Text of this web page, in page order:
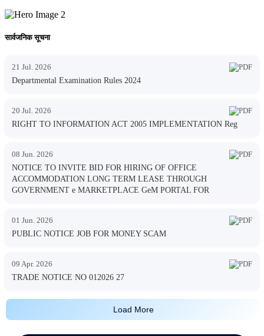
सार्वजनिक सूचना
21 Jul. 2026
Departmental Examination Rules 2024
20 Jul. 2026
RIGHT TO INFORMATION ACT 2005 IMPLEMENTATION Reg
08 Jun. 2026
NOTICE TO INVITE BID FOR HIRING OF OFFICE
ACCOMMODATION LONG TERM LEASE THROUGH
GOVERNMENT e MARKETPLACE GeM PORTAL FOR
01 Jun. 2026
PUBLIC NOTICE JOB FOR MONEY SCAM
09 Apr. 2026
TRADE NOTICE NO 012026 27
Load More